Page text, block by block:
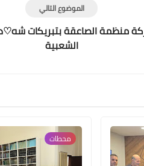
الموضوع التالي
منظمة الصاعقة بتبريكات
الشعبية
محطات‏
Www.albuss.net